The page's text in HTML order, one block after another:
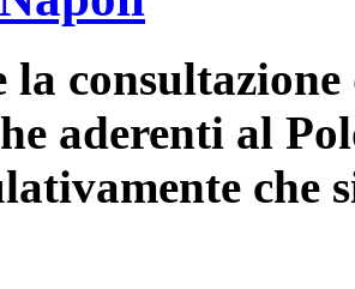
la
aderenti al
che